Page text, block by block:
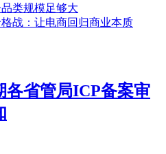
类规模足够大
战：让电商回归商业本质
各省管局ICP备案审